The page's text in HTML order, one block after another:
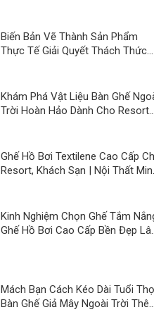
Biến Bản Vẽ Thành Sản Phẩm
Thực Tế Giải Quyết Thách Thức
Khám Phá Vật Liệu Bàn Ghế
Trời Hoàn Hảo Dành Cho Resort
Ghế Hồ Bơi Textilene Cao Cấp
Resort, Khách Sạn | Nội Thất
Kinh Nghiệm Chọn Ghế Tắm
Ghế Hồ Bơi Cao Cấp Bền Đẹp
Mách Bạn Cách Kéo Dài Tuổi Thọ
Bàn Ghế Giả Mây Ngoài Trời Thêm